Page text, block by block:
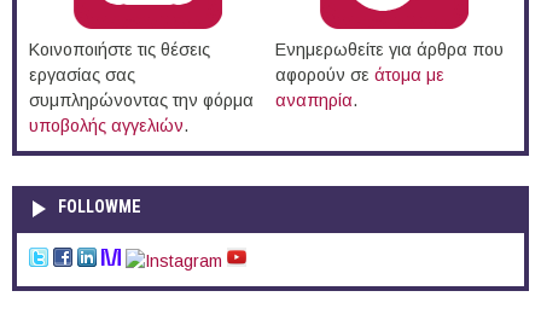
Κοινοποιήστε τις θέσεις
εργασίας σας
συμπληρώνοντας την φόρμα
υποβολής αγγελιών.
Ενημερωθείτε για άρθρα που
αφορούν σε άτομα με
αναπηρία.
FOLLOWME